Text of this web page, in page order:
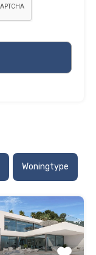
Woningtype